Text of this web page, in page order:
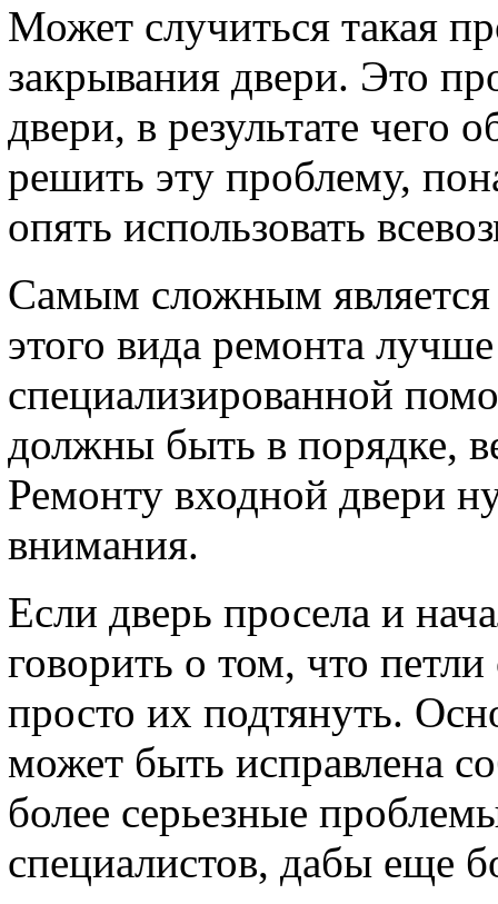
Может случиться такая
закрывания двери. Это
двери, в результате чего
решить эту проблему,
опять использовать
Самым сложным
этого вида ремонта лучше
специализированной
должны быть в порядке,
Ремонту входной двери
внимания.
Если дверь просела и
говорить о том, что
просто их подтянуть.
может быть исправлена
более серьезные
специалистов, дабы еще